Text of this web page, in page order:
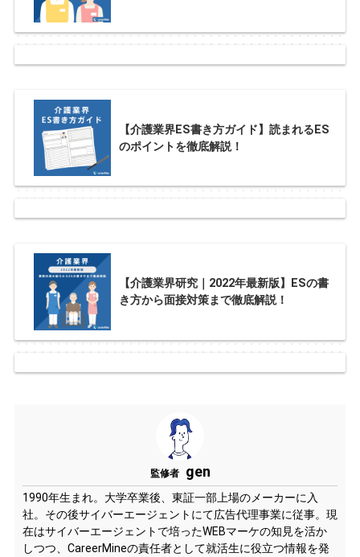
【介護業界ES書き方ガイド】読まれるES
のポイントを徹底解説！
【介護業界研究｜2022年最新版】ESの書
き方から面接対策まで徹底解説！
監修者 gen
1990年生まれ。大学卒業後、東証一部上場のメーカーに入
社。その後サイバーエージェントにて広告代理事業に従事。現
在はサイバーエージェントで培ったWEBマーケの知見を活か
しつつ、CareerMineの責任者として就活生に役立つ情報を発